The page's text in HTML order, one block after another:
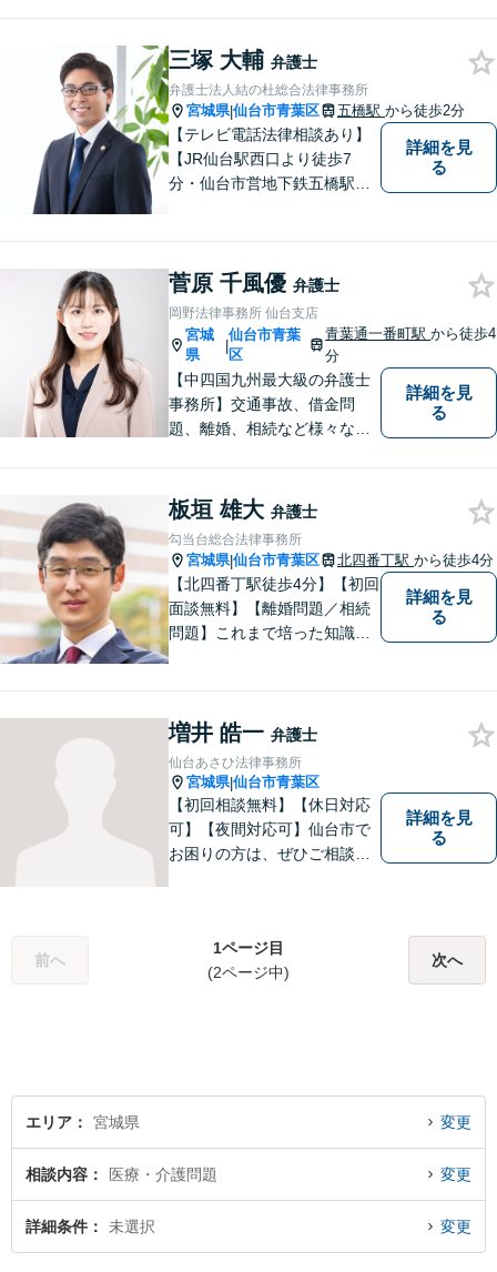
婚・刑事事件のご相談にも対
応します。【南気仙沼駅3分】
三塚 大輔 弁護士
弁護士法人結の杜総合法律事務所
宮城県|仙台市青葉区 五橋駅 から徒歩2分
【テレビ電話法律相談あり】
【JR仙台駅西口より徒歩7
分・仙台市営地下鉄五橋駅北4
間・土曜相談あり】【明るく
キレイな完全個室相談室】
詳細を見
る
菅原 千風優 弁護士
岡野法律事務所 仙台支店
宮城
県
|
仙台市青葉
区
青葉通一番町駅から徒歩4
分
【中四国九州最大級の弁護士
事務所】交通事故、借金問
題、離婚、相続など様々な問
まずはお気軽にご相談くださ
い！
詳細を見
る
板垣 雄大 弁護士
勾当台総合法律事務所
宮城県|仙台市青葉区 北四番丁駅 から徒歩4分
【北四番丁駅徒歩4分】【初回
面談無料】【離婚問題／相続
問題】これまで培った知識と
対応可能】丁寧かつ迅速多対
応でお悩みを解決します。
【明朗な料金体系】お気軽に
ご相談下さい。
詳細を見
る
増井 皓一 弁護士
仙台あさひ法律事務所
宮城県|仙台市青葉区
【初回相談無料】【休日対応
可】【夜間対応可】仙台市で
お困りの方は、ぜひご相談く
詳細を見
る
前へ
1ページ目
(2ページ中)
次へ
エリア 宮城県 変更
相談内容 医療・介護問題 変更
詳細条件 未選択 変更